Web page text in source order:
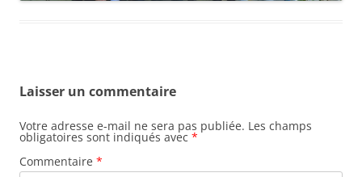
Laisser un commentaire
Votre adresse e-mail ne sera pas publiée. Les champs
obligatoires sont indiqués avec *
Commentaire *